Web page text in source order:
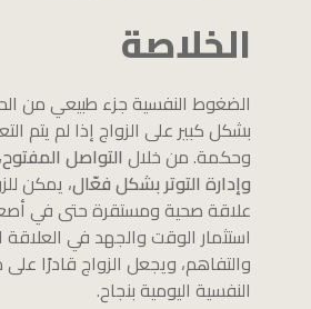
الخلاصة
الضغوط النفسية جزء طبيعي من
بشكل كبير على الزواج إذا لم يتم
وحكمة. من خلال التواصل
وإدارة التوتر بشكل فعّال، يمكن
علاقة صحية ومستقرة حتى في
استثمار الوقت والجهد في العلاقة
والتفاهم، ويجعل الزواج قادرًا
النفسية اليومية بنجاح.